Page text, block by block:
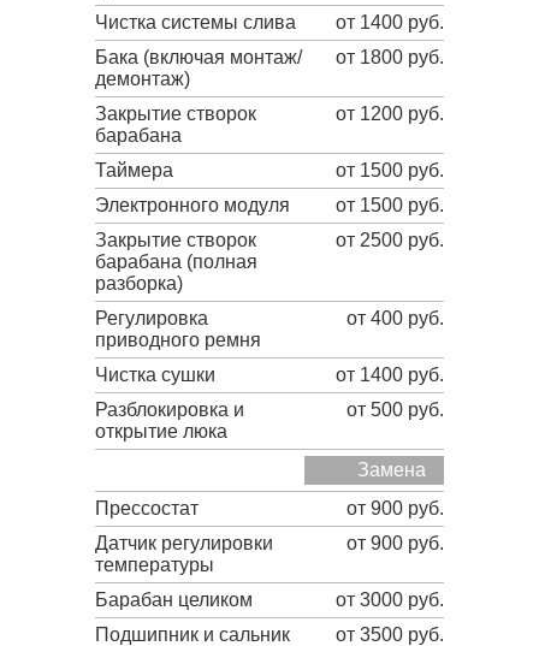
Чистка системы слива
от 1400 руб.
Бака (включая монтаж/
демонтаж)
от 1800 руб.
Закрытие створок
барабана
от 1200 руб.
Таймера
от 1500 руб.
Электронного модуля
от 1500 руб.
Закрытие створок
барабана (полная
разборка)
от 2500 руб.
Регулировка
приводного ремня
от 400 руб.
Чистка сушки
от 1400 руб.
Разблокировка и
открытие люка
от 500 руб.
Замена
Прессостат
от 900 руб.
Датчик регулировки
температуры
от 900 руб.
Барабан целиком
от 3000 руб.
Подшипник и сальник
от 3500 руб.